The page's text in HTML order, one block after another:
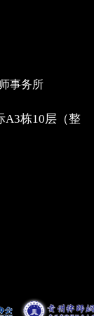
事务所
A3栋10层（整